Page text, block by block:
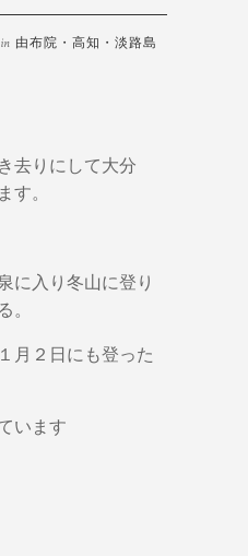
in 由布院・高知・淡路島
去りにして大分
。
に入り冬山に登り
月２日にも登った
います